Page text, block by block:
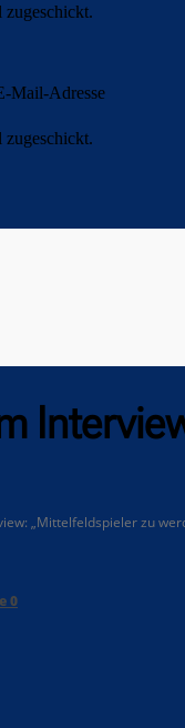
Mail-Adresse
„Mittelfeldspieler zu
0